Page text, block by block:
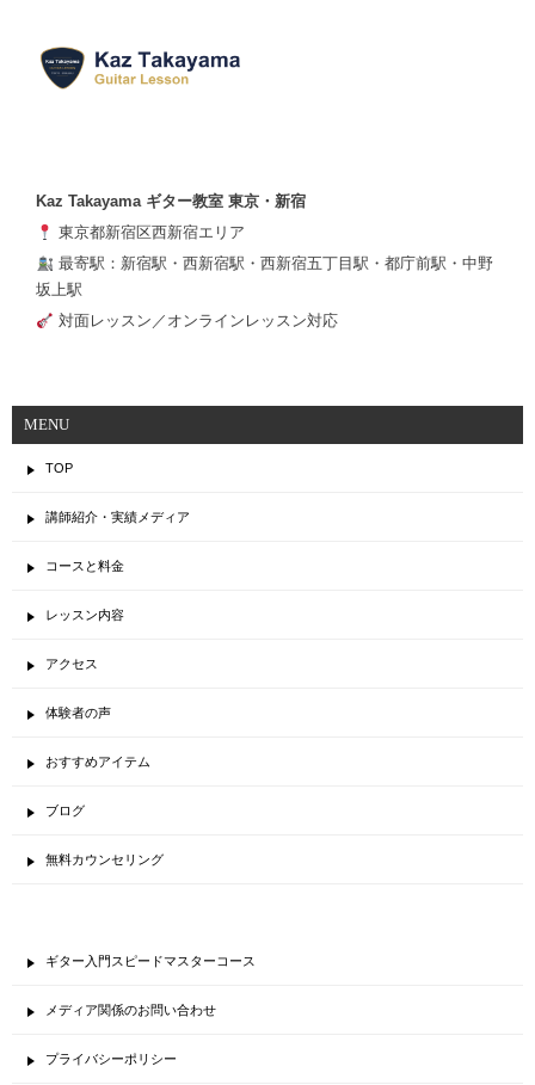
Kaz Takayama ギター教室 東京・新宿
東京都新宿区西新宿エリア
最寄駅：新宿駅・西新宿駅・西新宿五丁目駅・都庁前駅・中野
坂上駅
対面レッスン／オンラインレッスン対応
MENU
TOP
講師紹介・実績メディア
コースと料金
レッスン内容
アクセス
体験者の声
おすすめアイテム
ブログ
無料カウンセリング
ギター入門スピードマスターコース
メディア関係のお問い合わせ
プライバシーポリシー